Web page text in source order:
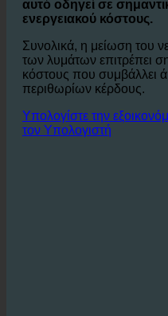
Ειδικά στον κλάδο της
η άνετη παροχή
αυτό οδηγεί σε
ενεργειακού κόστους.
Συνολικά, η μείωση του
των λυμάτων επιτρέπει
κόστους που συμβάλλει
περιθωρίων κέρδους.